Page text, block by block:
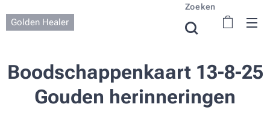
Golden Healer
Zoeken
Boodschappenkaart 13-8-25
Gouden herinneringen